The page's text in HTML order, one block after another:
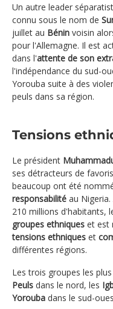
Un autre leader
connu sous le nom de
juillet au Bénin voisin
pour l'Allemagne. Il est
dans l'attente de son
l'indépendance du sud-
Yorouba suite à des
peuls dans sa région.
Tensions
Le président
ses détracteurs de
beaucoup ont été
responsabilité au
210 millions d'habitants,
groupes ethniques et est
tensions ethniques et
différentes régions.
Les trois groupes les
Peuls dans le nord, les
Yorouba dans le sud-